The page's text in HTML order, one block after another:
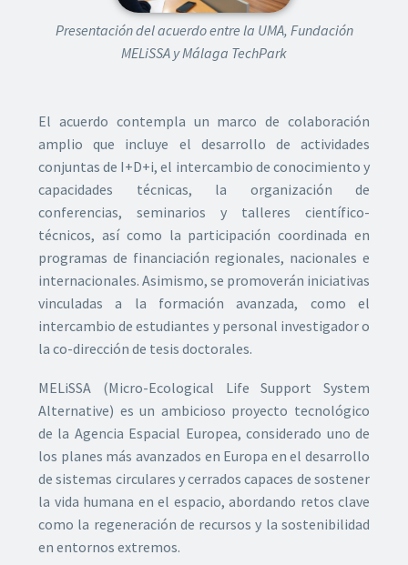
Presentación del acuerdo entre la UMA, Fundación
MELiSSA y Málaga TechPark
El acuerdo contempla un marco de colaboración
amplio que incluye el desarrollo de actividades
conjuntas de I+D+i, el intercambio de conocimiento y
capacidades técnicas, la organización de
conferencias, seminarios y talleres científico-
técnicos, así como la participación coordinada en
programas de financiación regionales, nacionales e
internacionales. Asimismo, se promoverán iniciativas
vinculadas a la formación avanzada, como el
intercambio de estudiantes y personal investigador o
la co-dirección de tesis doctorales.
MELiSSA (Micro-Ecological Life Support System
Alternative) es un ambicioso proyecto tecnológico
de la Agencia Espacial Europea, considerado uno de
los planes más avanzados en Europa en el desarrollo
de sistemas circulares y cerrados capaces de sostener
la vida humana en el espacio, abordando retos clave
como la regeneración de recursos y la sostenibilidad
en entornos extremos.